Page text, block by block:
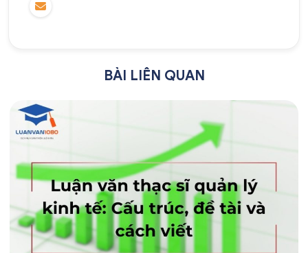
BÀI LIÊN QUAN